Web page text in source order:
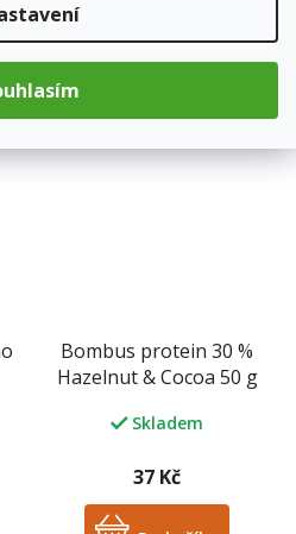
34 Kč
Bombus protein 30 %
Hazelnut & Cocoa 50 g
Skladem
37 Kč